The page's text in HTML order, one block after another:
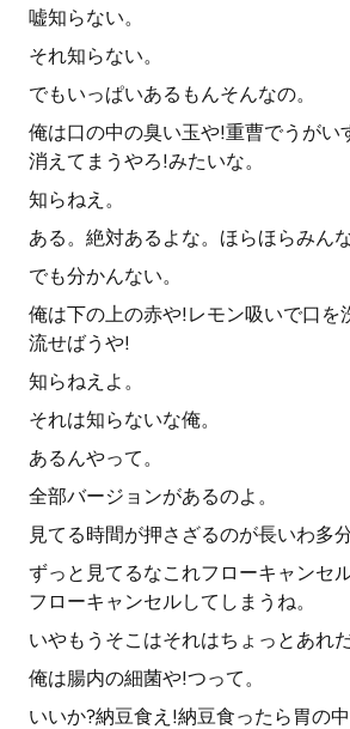
嘘知らない。
それ知らない。
でもいっぱいあるもんそんなの。
俺は口の中の臭い玉や!重曹でうがい
消えてまうやろ!みたいな。
知らねえ。
ある。絶対あるよな。ほらほらみん
でも分かんない。
俺は下の上の赤や!レモン吸いで口を
流せばうや!
知らねえよ。
それは知らないな俺。
あるんやって。
全部バージョンがあるのよ。
見てる時間が押さざるのが長いわ多分
ずっと見てるなこれフローキャンセ
フローキャンセルしてしまうね。
いやもうそこはそれはちょっとあれだ
俺は腸内の細菌や!つって。
いいか?納豆食え!納豆食ったら胃の